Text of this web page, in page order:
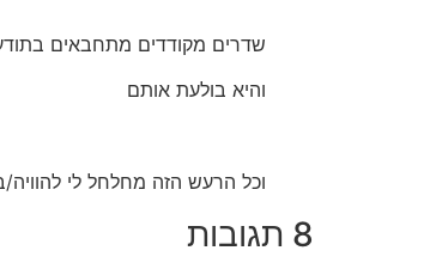
שדרים מקודדים מתחבאים
והיא בולעת אותם
וכל הרעש הזה מחלחל לי
8 תגובות